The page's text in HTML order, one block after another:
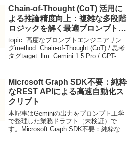
だったVNetインジェクシ...
Chain-of-Thought (CoT) 活用に
よる推論精度向上：複雑な多段階
ロジックを解く最適プロンプト設
計
topic: 高度なプロンプトエンジニアリン
グmethod: Chain-of-Thought (CoT) / 思考
タグtarget_llm: Gemini 1.5 Pro / GPT-
Microsoft Graph SDK不要：純粋
なREST APIによる高速自動化ス
クリプト
本記事はGeminiの出力をプロンプト工学
で整理した業務ドラフト（未検証）で
す。Microsoft Graph SDK不要：純粋な